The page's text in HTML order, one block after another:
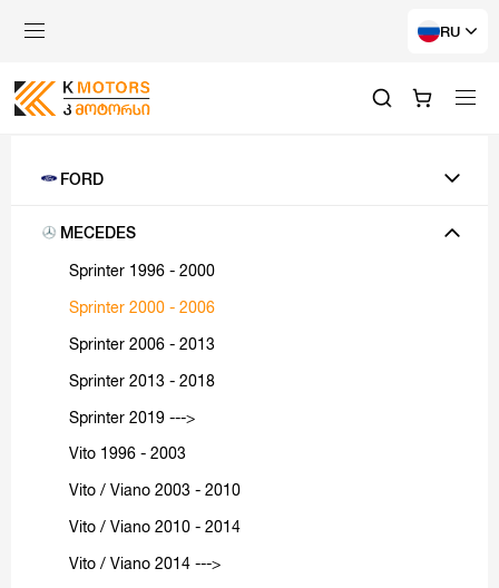
RU
FORD
MECEDES
Sprinter 1996 - 2000
Sprinter 2000 - 2006
Sprinter 2006 - 2013
Sprinter 2013 - 2018
Sprinter 2019 --->
Vito 1996 - 2003
Vito / Viano 2003 - 2010
Vito / Viano 2010 - 2014
Vito / Viano 2014 --->